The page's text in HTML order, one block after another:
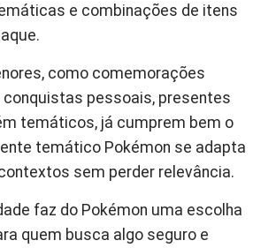
e combinações de itens
como comemorações
pessoais, presentes
temáticos, já cumprem bem o
temático Pokémon se adapta
sem perder relevância.
faz do Pokémon uma escolha
quem busca algo seguro e